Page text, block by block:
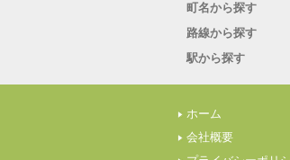
町名から探す
路線から探す
駅から探す
ホーム
会社概要